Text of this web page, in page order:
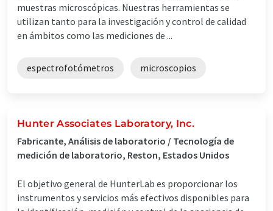
muestras microscópicas. Nuestras herramientas se
utilizan tanto para la investigación y control de calidad
en ámbitos como las mediciones de ...
espectrofotómetros microscopios
Hunter Associates Laboratory, Inc.
Fabricante, Análisis de laboratorio / Tecnología de
medición de laboratorio, Reston, Estados Unidos
El objetivo general de HunterLab es proporcionar los
instrumentos y servicios más efectivos disponibles para